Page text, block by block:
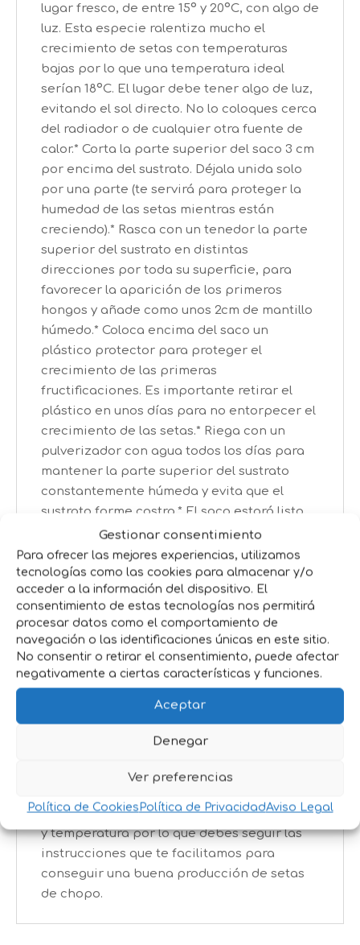
Gestionar consentimiento
Para ofrecer las mejores experiencias, utilizamos
tecnologías como las cookies para almacenar y/o
acceder a la información del dispositivo. El
consentimiento de estas tecnologías nos permitirá
procesar datos como el comportamiento de
navegación o las identificaciones únicas en este sitio.
No consentir o retirar el consentimiento, puede afectar
negativamente a ciertas características y funciones.
Aceptar
Denegar
Ver preferencias
Política de Cookies Política de PrivacidadAviso Legal
lugar fresco, de entre 15º y 20ºC, con algo de
luz. Esta especie ralentiza mucho el
crecimiento de setas con temperaturas
bajas por lo que una temperatura ideal
serían 18ºC. El lugar debe tener algo de luz,
evitando el sol directo. No lo coloques cerca
del radiador o de cualquier otra fuente de
calor.* Corta la parte superior del saco 3 cm
por encima del sustrato. Déjala unida solo
por una parte (te servirá para proteger la
humedad de las setas mientras están
creciendo).* Rasca con un tenedor la parte
superior del sustrato en distintas
direcciones por toda su superficie, para
favorecer la aparición de los primeros
hongos y añade como unos 2cm de mantillo
húmedo.* Coloca encima del saco un
plástico protector para proteger el
crecimiento de las primeras
fructificaciones. Es importante retirar el
plástico en unos días para no entorpecer el
crecimiento de las setas.* Riega con un
pulverizador con agua todos los días para
mantener la parte superior del sustrato
constantemente húmeda y evita que el
sustrato forme costra.* El saco estará listo
para cosechar pasados de 15 a 25 días
respetando todas las indicaciones.* Retira
las setas intentando no dañar el sustrato y
vuelve a cubrir el saco con la bolsa de
plástico. Sigue regando a diario el sustrato
para obtener una segunda florada* Para
aumentar la producción a partir de la
segunda florada, puedes cubrir el sustrato
con 2 o 3 cm de turba de jardinería
humedecida.* La producción final de setas
de cada paquete dependerá de las
produciendo entre 800 gr y 1,5 kg en
depende mucho de factores como humedad
y temperatura por lo que debes seguir las
instrucciones que te facilitamos para
conseguir una buena producción de setas
de chopo.